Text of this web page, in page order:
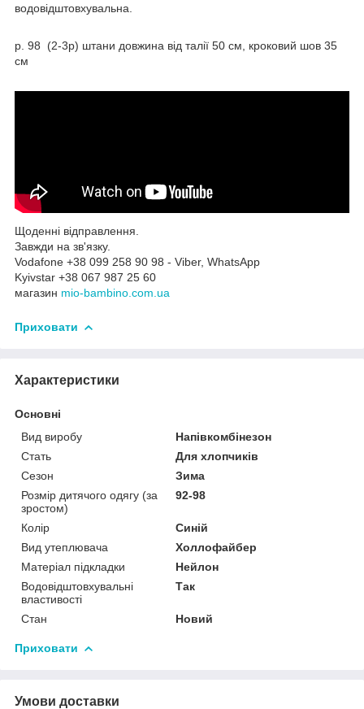
водовідштовхувальна.
р. 98 (2-3р) штани довжина від талії 50 см, кроковий шов 35
см
Щоденні відправлення.
Завжди на зв'язку.
Vodafone +38 099 258 90 98 - Viber, WhatsApp
Kyivstar +38 067 987 25 60
магазин mio-bambino.com.ua
Приховати
Характеристики
Основні
Вид виробу
Напівкомбінезон
Стать
Для хлопчиків
Сезон
Зима
Розмір дитячого одягу (за
зростом)
92-98
Колір
Синій
Вид утеплювача
Холлофайбер
Матеріал підкладки
Нейлон
Водовідштовхувальні
властивості
Так
Стан Новий
Приховати
Умови доставки